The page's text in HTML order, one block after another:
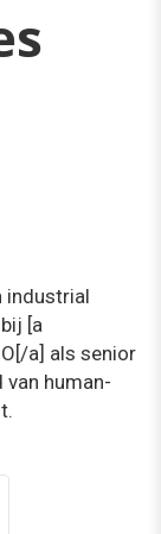
industrial
[a
a] als senior
human-